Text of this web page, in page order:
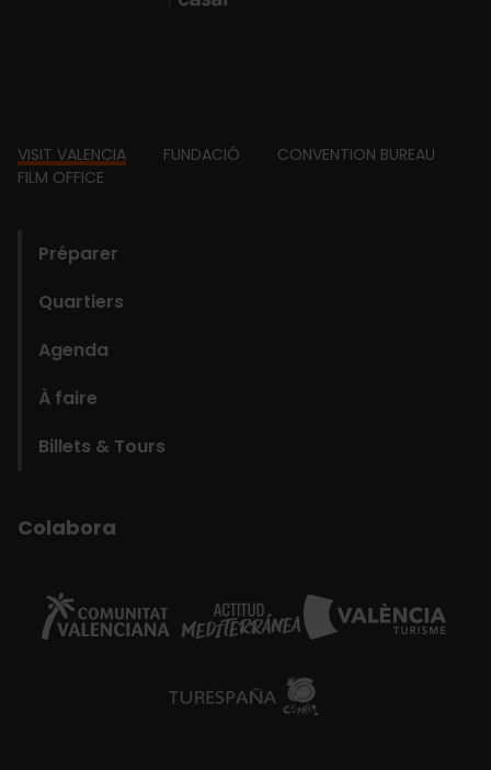
Footer
VISIT VALENCIA FUNDACIÓ
CONVENTION BUREAU
FILM OFFICE
Préparer
Quartiers
Agenda
À faire
Billets & Tours
Colabora